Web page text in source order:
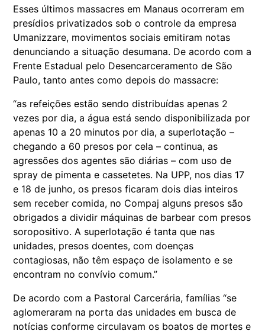
Esses últimos massacres em Manaus ocorreram em
presídios privatizados sob o controle da empresa
Umanizzare, movimentos sociais emitiram notas
denunciando a situação desumana. De acordo com a
Frente Estadual pelo Desencarceramento de São
Paulo, tanto antes como depois do massacre:
“as refeições estão sendo distribuídas apenas 2
vezes por dia, a água está sendo disponibilizada por
apenas 10 a 20 minutos por dia, a superlotação –
chegando a 60 presos por cela – continua, as
agressões dos agentes são diárias – com uso de
spray de pimenta e cassetetes. Na UPP, nos dias 17
e 18 de junho, os presos ficaram dois dias inteiros
sem receber comida, no Compaj alguns presos são
obrigados a dividir máquinas de barbear com presos
soropositivo. A superlotação é tanta que nas
unidades, presos doentes, com doenças
contagiosas, não têm espaço de isolamento e se
encontram no convívio comum.”
De acordo com a Pastoral Carcerária, famílias “se
aglomeraram na porta das unidades em busca de
notícias conforme circulavam os boatos de mortes e